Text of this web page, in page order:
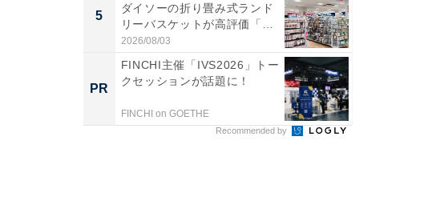
5
ダイソーの折り畳み式ランド
リーバスケットが高評価「使
わ...
2026/08/03
PR
FINCHI主催「IVS2026」トー
クセッションが話題に！
FINCHI on GOETHE
Recommended by